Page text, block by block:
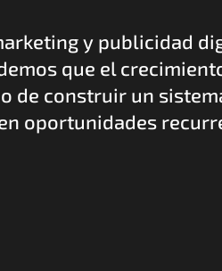
y publicidad
que el
de construir un
oportunidades